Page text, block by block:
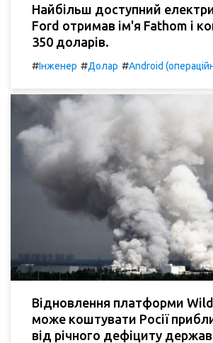
Найбільш доступний
Ford отримав ім'я Fathom і
350 доларів.
#Інженер #Долар #Android
Відновлення платформи
може коштувати Росії
від річного дефіциту